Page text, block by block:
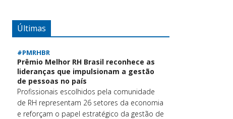
Últimas
#PMRHBR
Prêmio Melhor RH Brasil reconhece as
lideranças que impulsionam a gestão
de pessoas no país
Profissionais escolhidos pela comunidade
de RH representam 26 setores da economia
e reforçam o papel estratégico da gestão de